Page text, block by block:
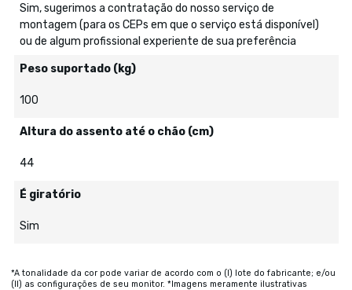
Sim, sugerimos a contratação do nosso serviço de
montagem (para os CEPs em que o serviço está disponível)
ou de algum profissional experiente de sua preferência
Peso suportado (kg)
100
Altura do assento até o chão (cm)
44
É giratório
Sim
*A tonalidade da cor pode variar de acordo com o (I) lote do fabricante; e/ou
(II) as configurações de seu monitor. *Imagens meramente ilustrativas